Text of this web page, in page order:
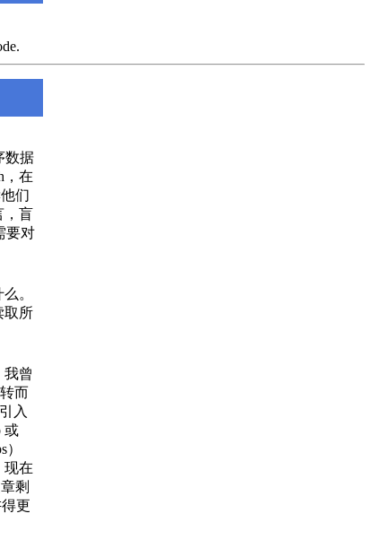
数据
，在
们
，盲
要对
。
取所
我曾
而
入
或
现在
剩
更